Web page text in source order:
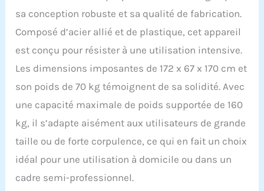
Poids : env. 77/88 (avec
emballage). Démarrage
manuels, 12 profils
d'entraînement fixes,
récupération,
4 programmes piloté par
la fréquence cardiaque,
1 emplacement mémoire
libre, 1 programme Watt
Poids maximal de
Masse d'inertie : 24 kg.
sa conception robuste et sa qualité de fabrication.
Composé d’acier allié et de plastique, cet appareil
est conçu pour résister à une utilisation intensive.
Les dimensions imposantes de 172 x 67 x 170 cm et
son poids de 70 kg témoignent de sa solidité. Avec
une capacité maximale de poids supportée de 160
kg, il s’adapte aisément aux utilisateurs de grande
taille ou de forte corpulence, ce qui en fait un choix
idéal pour une utilisation à domicile ou dans un
cadre semi-professionnel.